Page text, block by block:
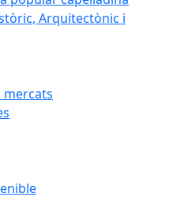
Arquitectònic i
mercats